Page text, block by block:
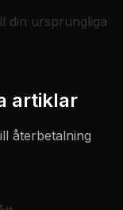
din ursprungliga
artiklar
återbetalning